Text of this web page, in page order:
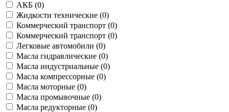
АКБ (0)
Жидкости технические (0)
Коммерческий транспорт (0)
Коммерческий транспорт (0)
Легковые автомобили (0)
Масла гидравлические (0)
Масла индустриальные (0)
Масла компрессорные (0)
Масла моторные (0)
Масла промывочные (0)
Масла редукторные (0)